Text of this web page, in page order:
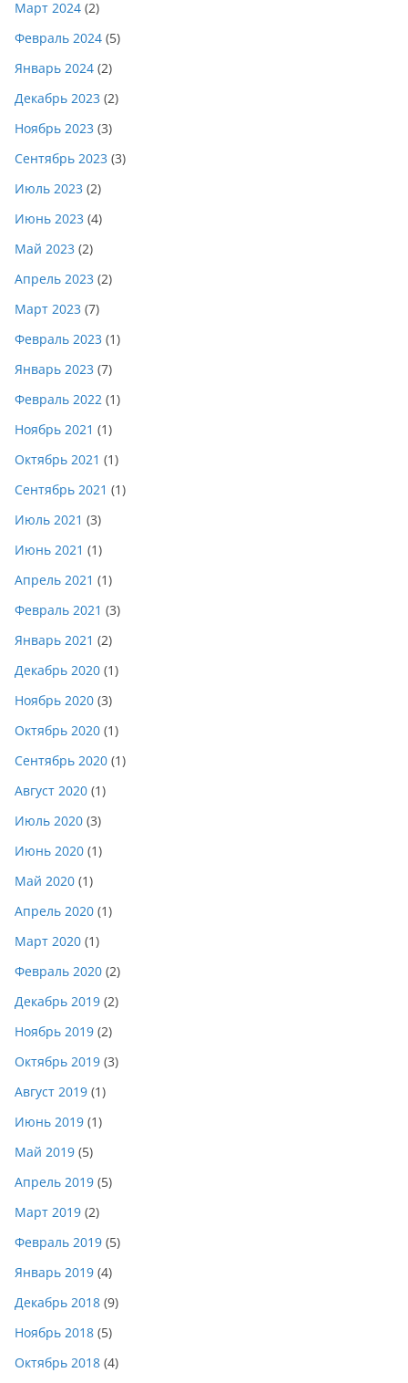
Март 2024 (2)
Февраль 2024 (5)
Январь 2024 (2)
Декабрь 2023 (2)
Ноябрь 2023 (3)
Сентябрь 2023 (3)
Июль 2023 (2)
Июнь 2023 (4)
Май 2023 (2)
Апрель 2023 (2)
Март 2023 (7)
Февраль 2023 (1)
Январь 2023 (7)
Февраль 2022 (1)
Ноябрь 2021 (1)
Октябрь 2021 (1)
Сентябрь 2021 (1)
Июль 2021 (3)
Июнь 2021 (1)
Апрель 2021 (1)
Февраль 2021 (3)
Январь 2021 (2)
Декабрь 2020 (1)
Ноябрь 2020 (3)
Октябрь 2020 (1)
Сентябрь 2020 (1)
Август 2020 (1)
Июль 2020 (3)
Июнь 2020 (1)
Май 2020 (1)
Апрель 2020 (1)
Март 2020 (1)
Февраль 2020 (2)
Декабрь 2019 (2)
Ноябрь 2019 (2)
Октябрь 2019 (3)
Август 2019 (1)
Июнь 2019 (1)
Май 2019 (5)
Апрель 2019 (5)
Март 2019 (2)
Февраль 2019 (5)
Январь 2019 (4)
Декабрь 2018 (9)
Ноябрь 2018 (5)
Октябрь 2018 (4)